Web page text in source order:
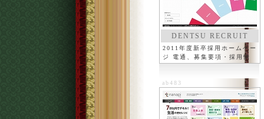
DENTSU RECRUIT
2011年度新卒採用ホームペー
ジ 電通、募集要項・採用情
報
ab483